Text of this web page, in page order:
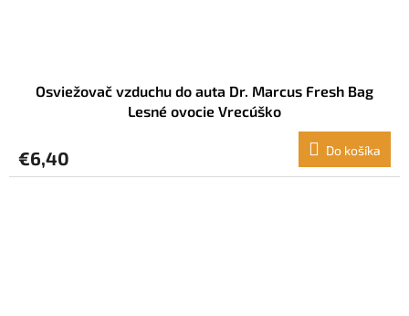
Osviežovač vzduchu do auta Dr. Marcus Fresh Bag
Lesné ovocie Vrecúško
€6,40 Do košíka